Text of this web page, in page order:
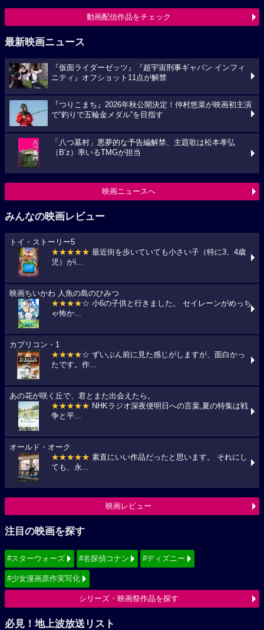
動画配信作品をチェック
最新映画ニュース
『仮面ライダーゼッツ』『超宇宙刑事ギャバン インフィ
ニティ』オフショット11点が解禁
『つりこまち』2026年秋公開決定！仲村悠菜が映画初主演
で“釣りで五輪金メダル”を目指す
「八つ墓村」悪夢的な予告編解禁、主題歌は松本孝弘
（B’z）率いるTMGが担当
映画ニュースへ
みんなの映画レビュー
トイ・ストーリー5
★★★★★ 最近街を歩いていても小さい子（特に3、4歳
児）がi...
映画ちいかわ 人魚の島のひみつ
★★★★☆ 小6の子供と行きました。 セイレーンがめっち
ゃ怖か...
カプリコン・1
★★★★☆ ずいぶん前に見た感じがしますが、面白かっ
たです。作...
あの花が咲く丘で、君とまた出会えたら。
★★★★★ NHKラジオ深夜便明日への言葉,夏の特集は戦
争と平...
オールド・オーク
★★★★★ 素直にいい作品だったと思います。 それにし
ても、永...
映画レビュー
注目の映画を探す
#スターウォーズ #名探偵コナン #ディズニー
#少女漫画原作実写化
シリーズ・映画祭作品を探す
必見！地上波放送リスト